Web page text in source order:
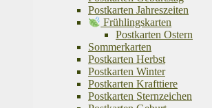
Postkarten Jahreszeiten
Frühlingskarten
Postkarten Ostern
Sommerkarten
Postkarten Herbst
Postkarten Winter
Postkarten Krafttiere
Postkarten Sternzeichen